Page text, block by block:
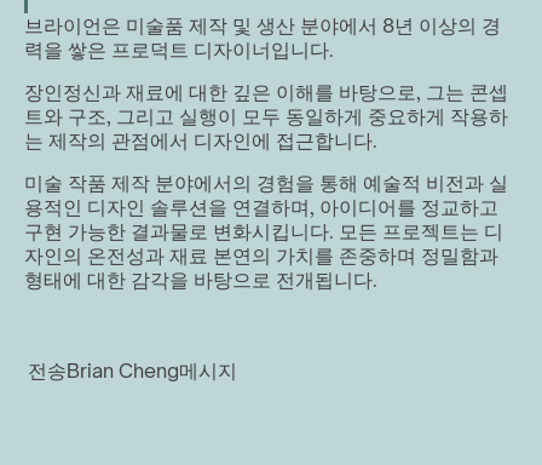
브라이언은 미술품 제작 및 생산 분야에서 8년 이상의 경
력을 쌓은 프로덕트 디자이너입니다.
장인정신과 재료에 대한 깊은 이해를 바탕으로, 그는 콘셉
트와 구조, 그리고 실행이 모두 동일하게 중요하게 작용하
는 제작의 관점에서 디자인에 접근합니다.
미술 작품 제작 분야에서의 경험을 통해 예술적 비전과 실
용적인 디자인 솔루션을 연결하며, 아이디어를 정교하고
구현 가능한 결과물로 변화시킵니다. 모든 프로젝트는 디
자인의 온전성과 재료 본연의 가치를 존중하며 정밀함과
형태에 대한 감각을 바탕으로 전개됩니다.
전송Brian Cheng메시지